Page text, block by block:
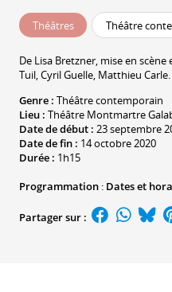
Théâtres Théâtre
De Lisa Bretzner, mise en scène
Tuil,Cyril Guelle, Matthieu Carle.
Genre : Théâtre contemporain
Lieu : Théâtre Montmartre
Date de début : 23 septembre
Date de fin : 14 octobre 2020
Durée : 1h15
Programmation : Dates et
Partager sur :